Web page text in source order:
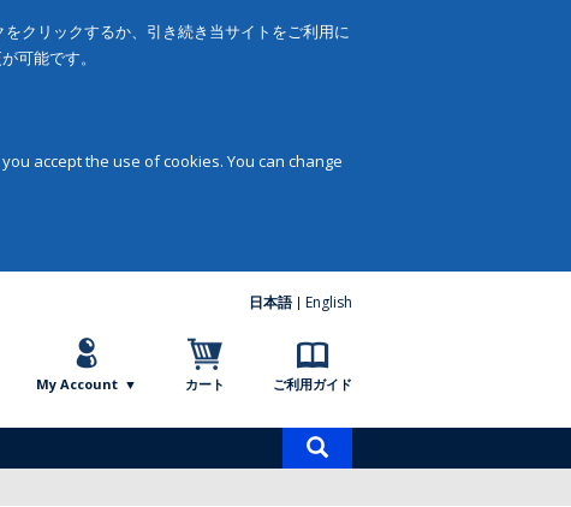
クリックするか、引き続き当サイトをご利用に
可能です。
accept the use of cookies. You can change
日本語 English
My Account カート ご利用ガイド